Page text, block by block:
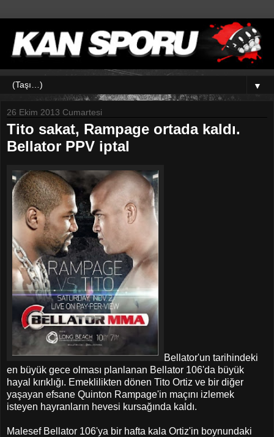
▼
26 Ekim 2013 Cumartesi
Tito sakat, Rampage ortada kaldı.
Bellator PPV iptal
Bellator'un tarihindeki
en büyük gece olması planlanan Bellator 106'da büyük
hayal kırıklığı. Emeklilikten dönen Tito Ortiz ve bir diğer
yaşayan efsane Quinton Rampage'in maçını izlemek
isteyen hayranların hevesi kursağında kaldı.
Malesef Bellator 106'ya bir hafta kala Ortiz'in boynundaki